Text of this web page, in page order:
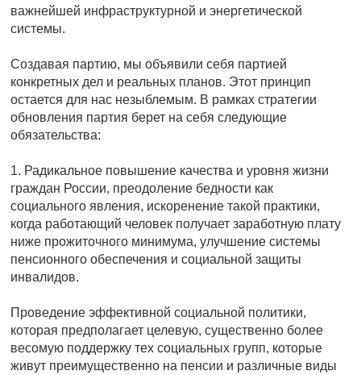
важнейшей инфраструктурной и энергетической
системы.
Создавая партию, мы объявили себя партией
конкретных дел и реальных планов. Этот принцип
остается для нас незыблемым. В рамках стратегии
обновления партия берет на себя следующие
обязательства:
1. Радикальное повышение качества и уровня жизни
граждан России, преодоление бедности как
социального явления, искоренение такой практики,
когда работающий человек получает заработную плату
ниже прожиточного минимума, улучшение системы
пенсионного обеспечения и социальной защиты
инвалидов.
Проведение эффективной социальной политики,
которая предполагает целевую, существенно более
весомую поддержку тех социальных групп, которые
живут преимущественно на пенсии и различные виды